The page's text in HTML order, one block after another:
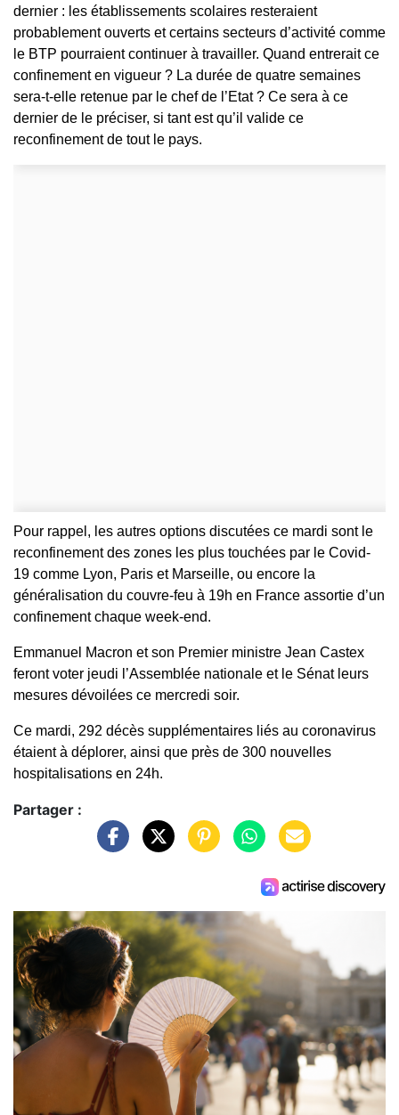
dernier : les établissements scolaires resteraient
probablement ouverts et certains secteurs d’activité comme
le BTP pourraient continuer à travailler. Quand entrerait ce
confinement en vigueur ? La durée de quatre semaines
sera-t-elle retenue par le chef de l’Etat ? Ce sera à ce
dernier de le préciser, si tant est qu’il valide ce
reconfinement de tout le pays.
Pour rappel, les autres options discutées ce mardi sont le
reconfinement des zones les plus touchées par le Covid-
19 comme Lyon, Paris et Marseille, ou encore la
généralisation du couvre-feu à 19h en France assortie d’un
confinement chaque week-end.
Emmanuel Macron et son Premier ministre Jean Castex
feront voter jeudi l’Assemblée nationale et le Sénat leurs
mesures dévoilées ce mercredi soir.
Ce mardi, 292 décès supplémentaires liés au coronavirus
étaient à déplorer, ainsi que près de 300 nouvelles
hospitalisations en 24h.
Partager :